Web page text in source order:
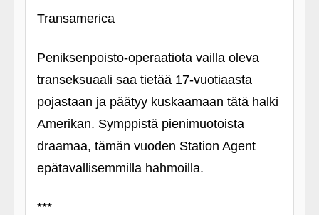
Transamerica
Peniksenpoisto-operaatiota vailla oleva
transeksuaali saa tietää 17-vuotiaasta
pojastaan ja päätyy kuskaamaan tätä halki
Amerikan. Symppistä pienimuotoista
draamaa, tämän vuoden Station Agent
epätavallisemmilla hahmoilla.
***